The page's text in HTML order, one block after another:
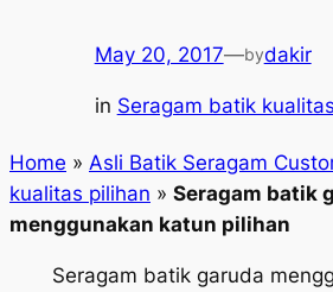
May 20, 2017—bydakir
in Seragam batik
Home » Asli Batik Seragam
kualitas pilihan » Seragam batik
menggunakan katun pilihan
Seragam batik garuda